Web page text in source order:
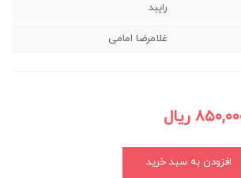
رایبد
غلامرضا امامی
ریال
افزودن به سبد خرید